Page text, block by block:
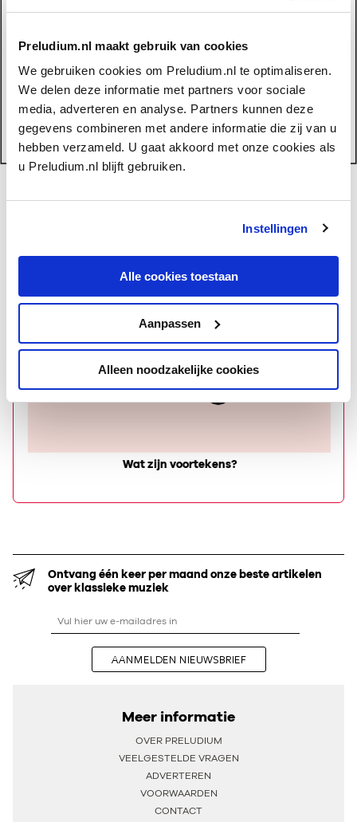
Preludium.nl maakt gebruik van cookies
We gebruiken cookies om Preludium.nl te optimaliseren.
We delen deze informatie met partners voor sociale
media, adverteren en analyse. Partners kunnen deze
gegevens combineren met andere informatie die zij van u
hebben verzameld. U gaat akkoord met onze cookies als
u Preludium.nl blijft gebruiken.
Instellingen
Alle cookies toestaan
Aanpassen
Alleen noodzakelijke cookies
Wat zijn voortekens?
Ontvang één keer per maand onze beste artikelen
over klassieke muziek
AANMELDEN NIEUWSBRIEF
Meer informatie
OVER PRELUDIUM
VEELGESTELDE VRAGEN
ADVERTEREN
VOORWAARDEN
CONTACT